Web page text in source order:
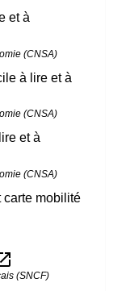
et à
(CNSA)
à lire et à
(CNSA)
et à
(CNSA)
carte mobilité
(SNCF)